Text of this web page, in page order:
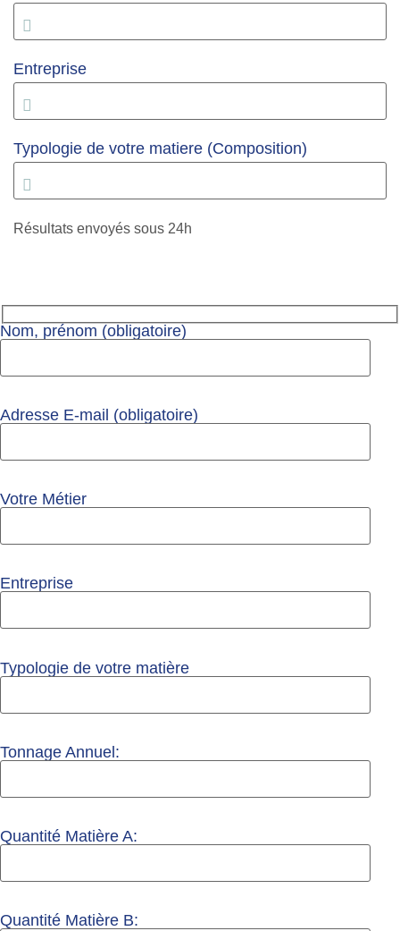
Entreprise
Typologie de votre matiere (Composition)
Résultats envoyés sous 24h
Nom, prénom (obligatoire)
Adresse E-mail (obligatoire)
Votre Métier
Entreprise
Typologie de votre matière
Tonnage Annuel:
Quantité Matière A:
Quantité Matière B: